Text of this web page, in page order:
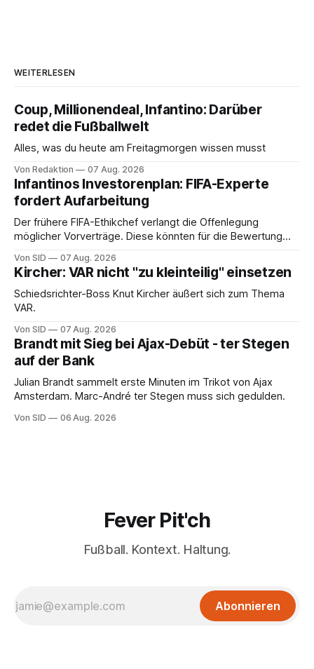
WEITERLESEN
Coup, Millionendeal, Infantino: Darüber
redet die Fußballwelt
Alles, was du heute am Freitagmorgen wissen musst
Von Redaktion 07 Aug. 2026
Infantinos Investorenplan: FIFA-Experte
fordert Aufarbeitung
Der frühere FIFA-Ethikchef verlangt die Offenlegung
möglicher Vorverträge. Diese könnten für die Bewertung
Von SID 07 Aug. 2026
Kircher: VAR nicht "zu kleinteilig" einsetzen
Schiedsrichter-Boss Knut Kircher äußert sich zum Thema
VAR.
Von SID 07 Aug. 2026
Brandt mit Sieg bei Ajax-Debüt - ter Stegen
auf der Bank
Julian Brandt sammelt erste Minuten im Trikot von Ajax
Amsterdam. Marc-André ter Stegen muss sich gedulden.
Von SID 06 Aug. 2026
Fever Pit'ch
Fußball. Kontext. Haltung.
Abonnieren